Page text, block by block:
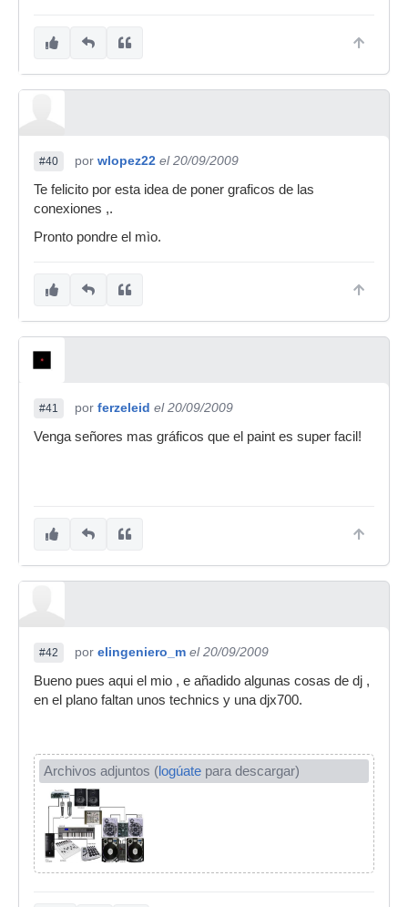
#40 por wlopez22 el 20/09/2009
Te felicito por esta idea de poner graficos de las
conexiones ,.
Pronto pondre el mìo.
#41 por ferzeleid el 20/09/2009
Venga señores mas gráficos que el paint es super facil!
#42 por elingeniero_m el 20/09/2009
Bueno pues aqui el mio , e añadido algunas cosas de dj ,
en el plano faltan unos technics y una djx700.
Archivos adjuntos (logúate para descargar)